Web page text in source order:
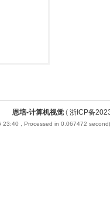
恩培-计算机视觉 ( 浙ICP备
23:40 , Processed in 0.067472